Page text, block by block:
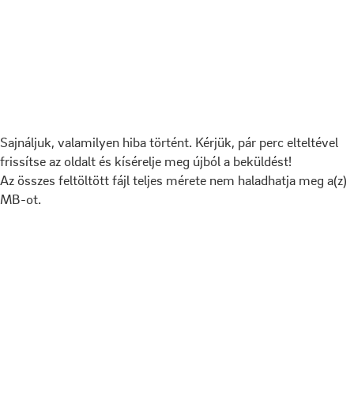
Sajnáljuk, valamilyen hiba történt. Kérjük, pár perc elteltével
frissítse az oldalt és kísérelje meg újból a beküldést!
Az összes feltöltött fájl teljes mérete nem haladhatja meg a(z)
MB-ot.